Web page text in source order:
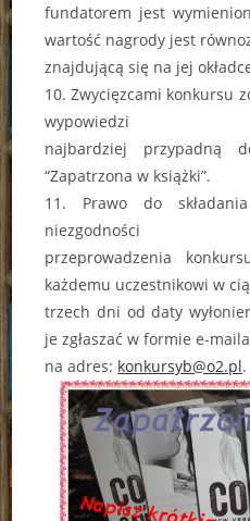
fundatorem jest
wartość nagrody jest
znajdującą się na jej
10. Zwycięzcami konkursu
wypowiedzi
najbardziej przypadną
“Zapatrzona w książki”.
11. Prawo do
niezgodności
przeprowadzenia
każdemu uczestnikowi w
trzech dni od daty
je zgłaszać w formie e-maila
na adres: konkursyb@o2.pl.